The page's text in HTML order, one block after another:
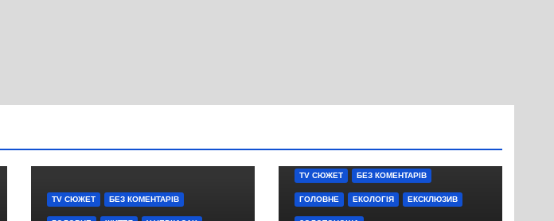
TV СЮЖЕТ БЕЗ КОМЕНТАРІВ
TV СЮЖЕТ БЕЗ КОМЕНТАРІВ
ГОЛОВНЕ ЕКОЛОГІЯ ЕКСКЛЮЗИВ